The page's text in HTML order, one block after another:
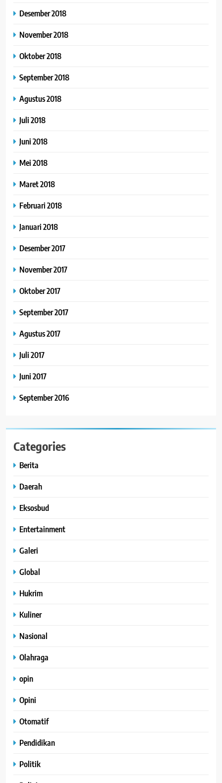
Desember 2018
November 2018
Oktober 2018
September 2018
Agustus 2018
Juli 2018
Juni 2018
Mei 2018
Maret 2018
Februari 2018
Januari 2018
Desember 2017
November 2017
Oktober 2017
September 2017
Agustus 2017
Juli 2017
Juni 2017
September 2016
Categories
Berita
Daerah
Eksosbud
Entertainment
Galeri
Global
Hukrim
Kuliner
Nasional
Olahraga
opin
Opini
Otomatif
Pendidikan
Politik